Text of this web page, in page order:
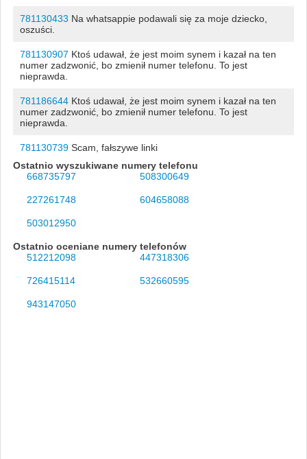
781130433 Na whatsappie podawali się za moje dziecko,
oszuści.
781130907 Ktoś udawał, że jest moim synem i kazał na ten
numer zadzwonić, bo zmienił numer telefonu. To jest
nieprawda.
781186644Ktoś udawał, że jest moim synem i kazał na ten
numer zadzwonić, bo zmienił numer telefonu. To jest
nieprawda.
781130739Scam, fałszywe linki
Ostatnio wyszukiwane numery telefonu
668735797
508300649
227261748 604658088
503012950
Ostatnio oceniane numery telefonów
512212098
447318306
726415114 532660595
943147050